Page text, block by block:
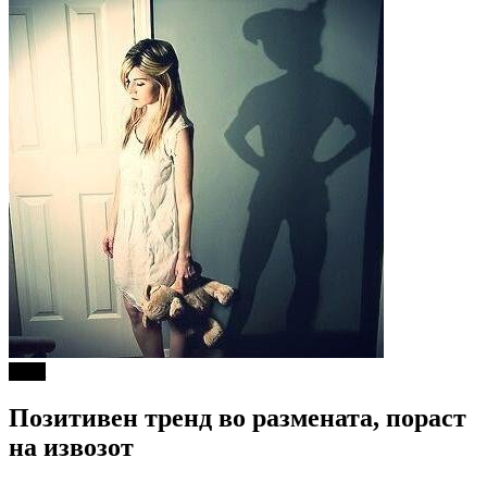
Позитивен тренд во размената, пораст
на извозот